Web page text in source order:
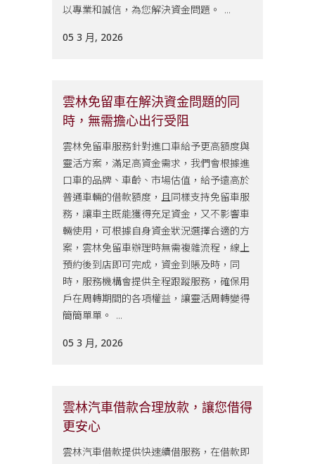
以專業和誠信，為您解決資金問題。 ...
05 3 月, 2026
雲林免留車在解決資金問題的同
時，無需擔心出行受阻
雲林免留車服務針對進口車給予更高額度與
靈活方案，滿足高資金需求，我們會根據進
口車的品牌、車齡、市場估值，給予遠高於
普通車輛的借款額度，且同樣支持免留車服
務，讓車主既能獲得充足資金，又不影響車
輛使用，可根據自身資金狀況選擇合適的方
案，雲林免留車辦理時無需複雜流程，線上
預約後到店即可完成，資金到賬及時，同
時，服務機構會提供全程跟蹤服務，確保用
戶在周轉期間的各項權益，讓靈活周轉變得
簡簡單單。 ...
05 3 月, 2026
雲林汽車借款合理放款，讓您借得
更安心
雲林汽車借款提供快速續借服務，在借款即